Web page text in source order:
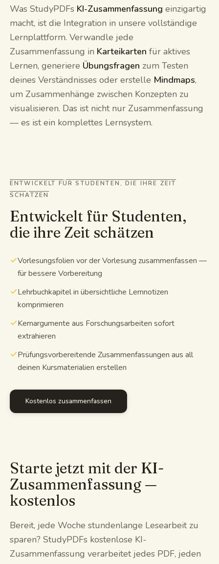
Was StudyPDFs KI-Zusammenfassung einzigartig
macht, ist die Integration in unsere vollständige
Lernplattform. Verwandle jede
Zusammenfassung in Karteikarten für aktives
Lernen, generiere Übungsfragen zum Testen
deines Verständnisses oder erstelle Mindmaps,
um Zusammenhänge zwischen Konzepten zu
visualisieren. Das ist nicht nur Zusammenfassung
— es ist ein komplettes Lernsystem.
ENTWICKELT FÜR STUDENTEN, DIE IHRE ZEIT
SCHÄTZEN
Entwickelt für Studenten,
die ihre Zeit schätzen
Vorlesungsfolien vor der Vorlesung zusammenfassen —
für bessere Vorbereitung
Lehrbuchkapitel in übersichtliche Lernnotizen
komprimieren
Kernargumente aus Forschungsarbeiten sofort
extrahieren
Prüfungsvorbereitende Zusammenfassungen aus all
deinen Kursmaterialien erstellen
Kostenlos zusammenfassen
Starte jetzt mit der KI-
Zusammenfassung —
kostenlos
Bereit, jede Woche stundenlange Lesearbeit zu
sparen? StudyPDFs kostenlose KI-
Zusammenfassung verarbeitet jedes PDF, jeden